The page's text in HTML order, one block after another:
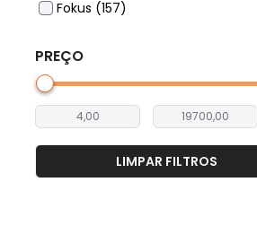
Fokus (157)
PREÇO
LIMPAR FILTROS